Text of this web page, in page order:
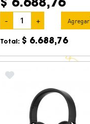
- + Agregar
Total: $ 6.688,76